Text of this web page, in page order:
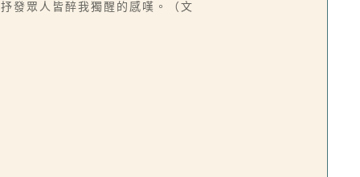
發眾人皆醉我獨醒的感嘆。（文